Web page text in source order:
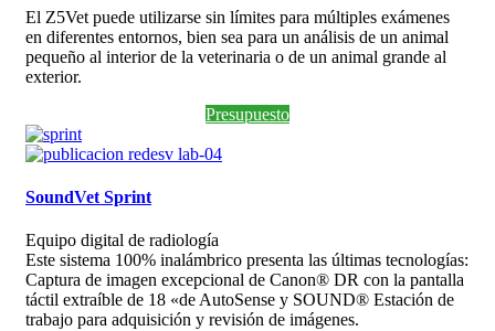
El Z5Vet puede utilizarse sin límites para múltiples exámenes
en diferentes entornos, bien sea para un análisis de un animal
pequeño al interior de la veterinaria o de un animal grande al
exterior.
Presupuesto
SoundVet Sprint
Equipo digital de radiología
Este sistema 100% inalámbrico presenta las últimas tecnologías:
Captura de imagen excepcional de Canon® DR con la pantalla
táctil extraíble de 18 «de AutoSense y SOUND® Estación de
trabajo para adquisición y revisión de imágenes.